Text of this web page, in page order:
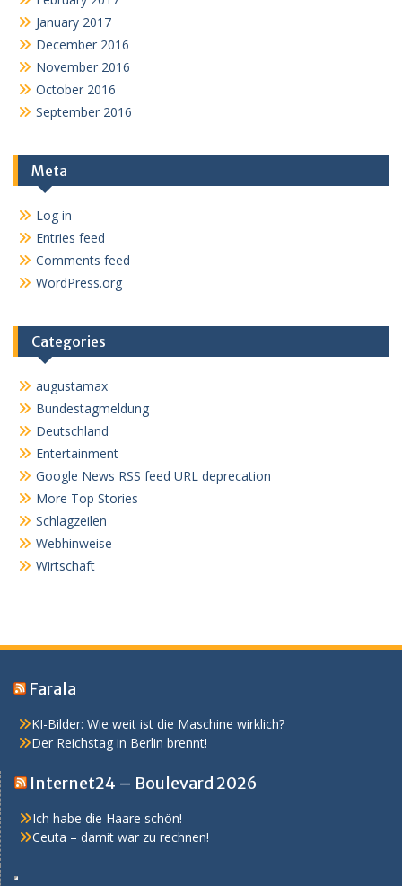
January 2017
December 2016
November 2016
October 2016
September 2016
Meta
Log in
Entries feed
Comments feed
WordPress.org
Categories
augustamax
Bundestagmeldung
Deutschland
Entertainment
Google News RSS feed URL deprecation
More Top Stories
Schlagzeilen
Webhinweise
Wirtschaft
Farala
KI-Bilder: Wie weit ist die Maschine wirklich?
Der Reichstag in Berlin brennt!
Internet24 – Boulevard 2026
Ich habe die Haare schön!
Ceuta – damit war zu rechnen!